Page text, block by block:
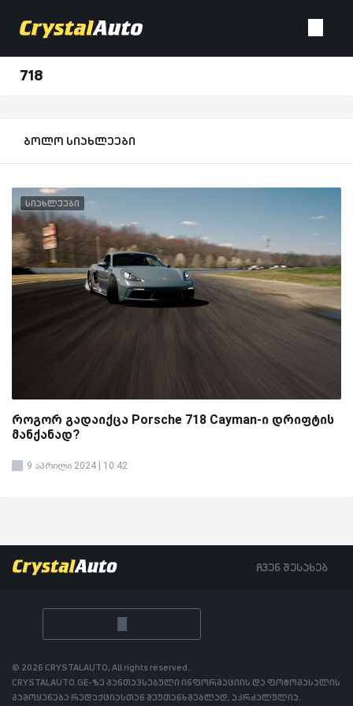
718
ბოლო სიახლეები
სიახლეები
როგორ გადაიქცა Porsche 718 Cayman-ი დრიფტის
მანქანად?
9 აპრილი 2024 | 10:42
ჩვენ შესახებ
© 2026 CRYSTALAUTO, All rights reserved.
CRYSTALAUTO.GE-ზე განთავსებული ინფორმაციის და ფოტომასალის
გამოყენება რედაქციასთან შეუთანხმებლად, აკრძალულია.